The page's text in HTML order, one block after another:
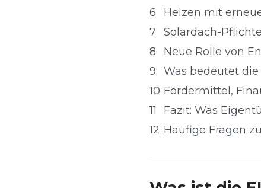
6
Heizen mit
7 Solardach-
8
Neue Rolle von
9
Was bedeutet
10 Fördermittel,
11
Fazit: Was
12 Häufige Fragen